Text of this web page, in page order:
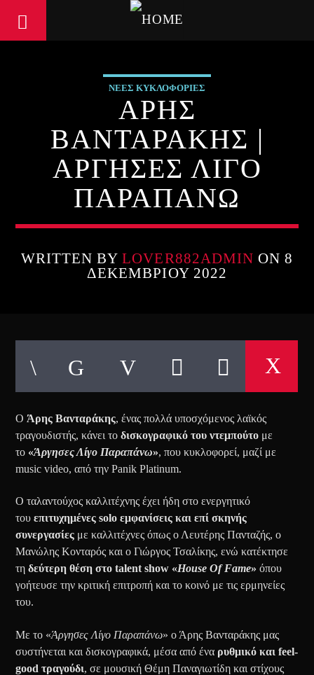
ΝΕΕΣ ΚΥΚΛΟΦΟΡΙΕΣ
ΑΡΗΣ
ΒΑΝΤΑΡΑΚΗΣ |
ΑΡΓΗΣΕΣ ΛΙΓΟ
ΠΑΡΑΠΑΝΩ
WRITTEN BYLOVER882ADMIN ON 8
ΔΕΚΕΜΒΡΊΟΥ 2022
Ο Άρης Βανταράκης, ένας πολλά υποσχόμενος λαϊκός
τραγουδιστής, κάνει το δισκογραφικό του ντεμπούτο με
το «Άργησες Λίγο Παραπάνω», που κυκλοφορεί, μαζί με
music video, από την Panik Platinum.
Ο ταλαντούχος καλλιτέχνης έχει ήδη στο ενεργητικό
του επιτυχημένες solo εμφανίσεις και επί σκηνής
συνεργασίες με καλλιτέχνες όπως ο Λευτέρης Πανταζής, ο
Μανώλης Κονταρός και ο Γιώργος Τσαλίκης, ενώ κατέκτησε
τηδεύτερη θέση στο talent show «House Of Fame» όπου
γοήτευσε την κριτική επιτροπή και το κοινό με τις ερμηνείες
του.
Με το «Άργησες Λίγο Παραπάνω» ο Άρης Βανταράκης μας
συστήνεται και δισκογραφικά, μέσα από ένα ρυθμικό και feel-
good τραγούδι, σε μουσική Θέμη Παναγιωτίδη και στίχους